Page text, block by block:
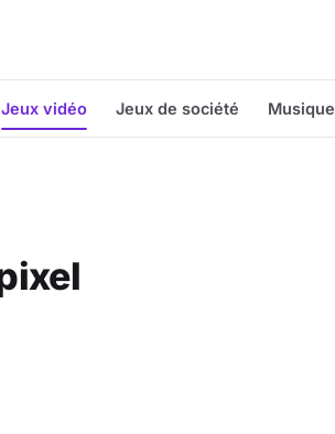
Jeux vidéo Jeux de société Musique